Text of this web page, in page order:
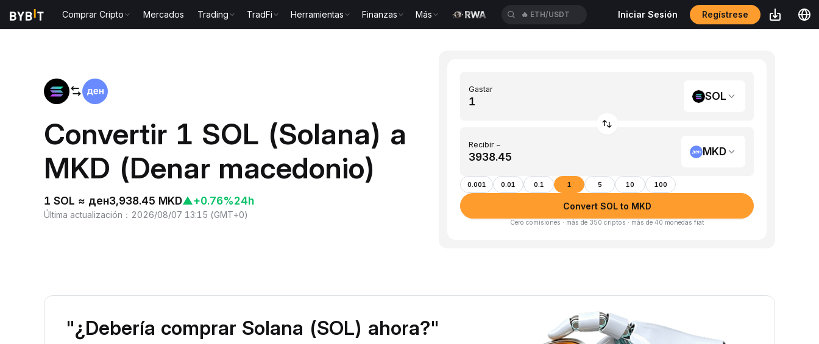
Comprar Cripto Mercados Trading TradFi Herramientas Finanzas Más 🔥 ETH/USDT Iniciar Sesión Regístrese
Convertir 1 SOL (Solana) a
MKD (Denar macedonio)
1 SOL ≈ ден3,938.45 MKD▲+0.76%24h
Última actualización ： 2026/08/07 13:15 (GMT+0)
Gastar
SOL
Recibir ~
MKD
0.001 0.01 0.1 1 5 10 100
Convert SOL to MKD
Cero comisiones · más de 350 criptos · más de 40 monedas fiat
"¿Debería comprar Solana (SOL) ahora?"